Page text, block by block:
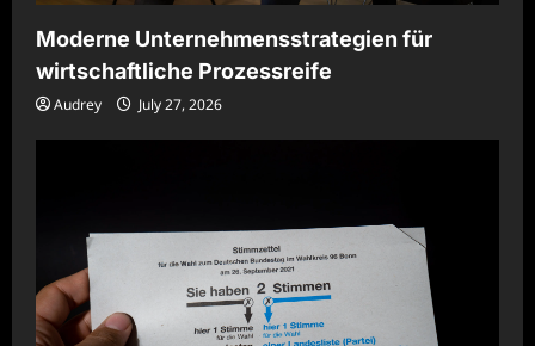
Moderne Unternehmensstrategien für
wirtschaftliche Prozessreife
Audrey July 27, 2026